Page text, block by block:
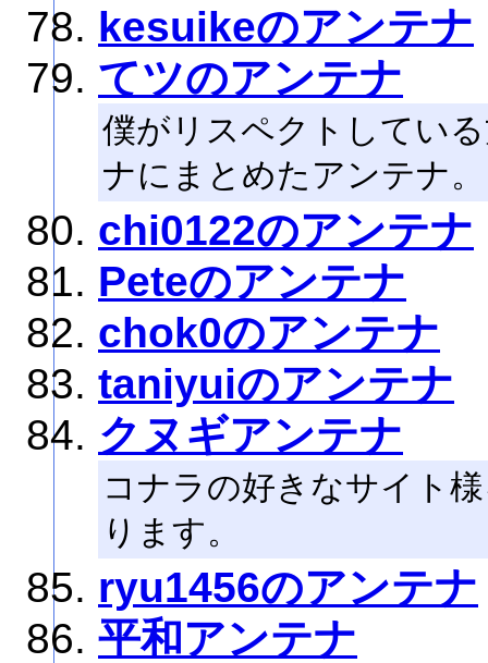
kesuikeのアンテナ
てツのアンテナ
僕がリスペクトしてい
ナにまとめたアンテナ。
chi0122のアンテナ
Peteのアンテナ
chok0のアンテナ
taniyuiのアンテナ
クヌギアンテナ
コナラの好きなサイト
ります。
ryu1456のアンテナ
平和アンテナ